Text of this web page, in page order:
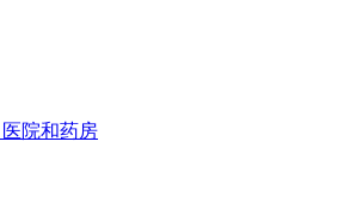
院和药房